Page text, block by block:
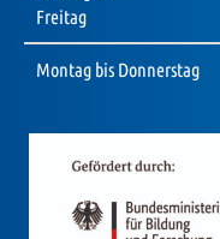
Freitag
Montag bis Donnerstag